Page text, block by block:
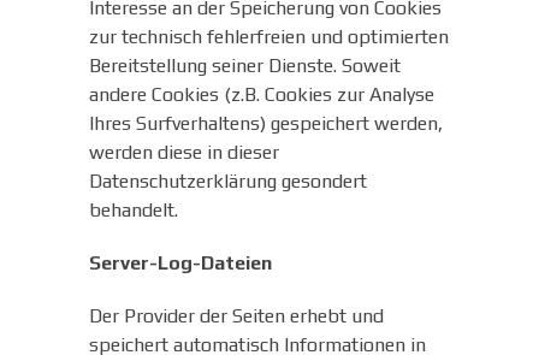
Interesse an der Speicherung von Cookies
zur technisch fehlerfreien und optimierten
Bereitstellung seiner Dienste. Soweit
andere Cookies (z.B. Cookies zur Analyse
Ihres Surfverhaltens) gespeichert werden,
werden diese in dieser
Datenschutzerklärung gesondert
behandelt.
Server-Log-Dateien
Der Provider der Seiten erhebt und
speichert automatisch Informationen in